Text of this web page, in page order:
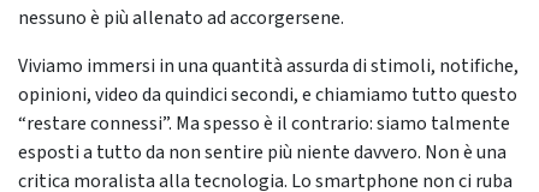
nessuno è più allenato ad accorgersene.
Viviamo immersi in una quantità assurda di stimoli, notifiche,
opinioni, video da quindici secondi, e chiamiamo tutto questo
“restare connessi”. Ma spesso è il contrario: siamo talmente
esposti a tutto da non sentire più niente davvero. Non è una
critica moralista alla tecnologia. Lo smartphone non ci ruba